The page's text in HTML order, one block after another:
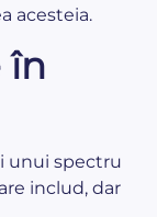
acesteia.
în
unui spectru
includ, dar